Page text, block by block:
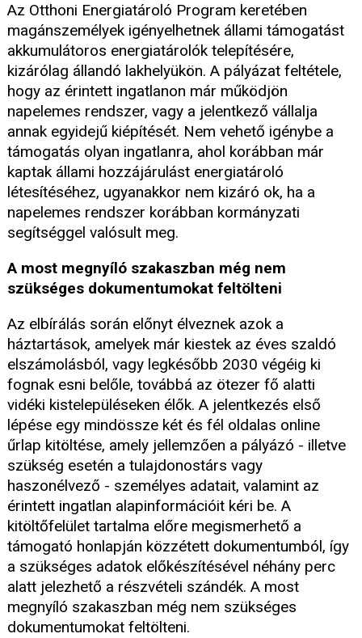
Az Otthoni Energiatároló Program keretében
magánszemélyek igényelhetnek állami támogatást
akkumulátoros energiatárolók telepítésére,
kizárólag állandó lakhelyükön. A pályázat feltétele,
hogy az érintett ingatlanon már működjön
napelemes rendszer, vagy a jelentkező vállalja
annak egyidejű kiépítését. Nem vehető igénybe a
támogatás olyan ingatlanra, ahol korábban már
kaptak állami hozzájárulást energiatároló
létesítéséhez, ugyanakkor nem kizáró ok, ha a
napelemes rendszer korábban kormányzati
segítséggel valósult meg.
A most megnyíló szakaszban még nem
szükséges dokumentumokat feltölteni
Az elbírálás során előnyt élveznek azok a
háztartások, amelyek már kiestek az éves szaldó
elszámolásból, vagy legkésőbb 2030 végéig ki
fognak esni belőle, továbbá az ötezer fő alatti
vidéki kistelepüléseken élők. A jelentkezés első
lépése egy mindössze két és fél oldalas online
űrlap kitöltése, amely jellemzően a pályázó - illetve
szükség esetén a tulajdonostárs vagy
haszonélvező - személyes adatait, valamint az
érintett ingatlan alapinformációit kéri be. A
kitöltőfelület tartalma előre megismerhető a
támogató honlapján közzétett dokumentumból, így
a szükséges adatok előkészítésével néhány perc
alatt jelezhető a részvételi szándék. A most
megnyíló szakaszban még nem szükséges
dokumentumokat feltölteni.